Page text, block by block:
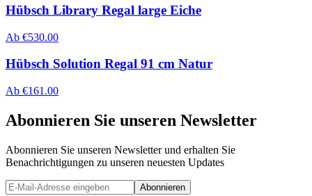
Hübsch Library Regal large Eiche
Ab €530.00
Hübsch Solution Regal 91 cm Natur
Ab €161.00
Abonnieren Sie unseren Newsletter
Abonnieren Sie unseren Newsletter und erhalten Sie
Benachrichtigungen zu unseren neuesten Updates
Abonnieren